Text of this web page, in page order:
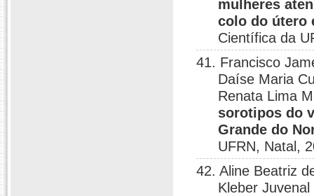
mulheres
colo do útero
Científica da
41. Francisco
Daíse Maria
Renata Lima
sorotipos do
Grande do
UFRN, Natal,
42. Aline Beatriz
Kleber